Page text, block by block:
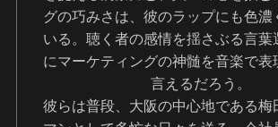
グの巧みさは、彼のラップにも色濃
いる。聴く者の感情を揺さぶる言葉
にマーケティングの神髄を音楽で表
言えるだろう。
彼らは普段、大阪の中心地である梅